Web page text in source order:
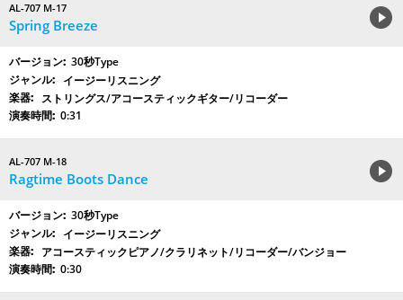
AL-707 M-17
Spring Breeze
30秒Type
イージーリスニング
ストリングス/アコースティックギター/リコーダー
0:31
AL-707 M-18
Ragtime Boots Dance
30秒Type
イージーリスニング
アコースティックピアノ/クラリネット/リコーダー/バンジョー
0:30